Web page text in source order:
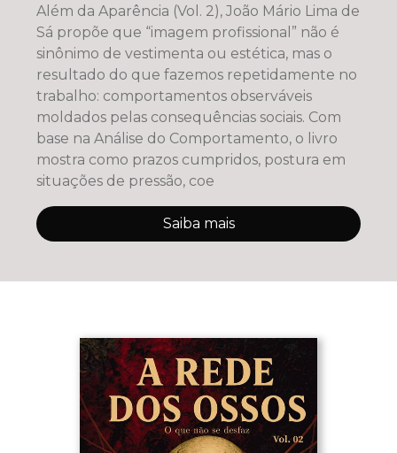
Além da Aparência (Vol. 2), João Mário Lima de
Sá propõe que “imagem profissional” não é
sinônimo de vestimenta ou estética, mas o
resultado do que fazemos repetidamente no
trabalho: comportamentos observáveis
moldados pelas consequências sociais. Com
base na Análise do Comportamento, o livro
mostra como prazos cumpridos, postura em
situações de pressão, coe
Saiba mais